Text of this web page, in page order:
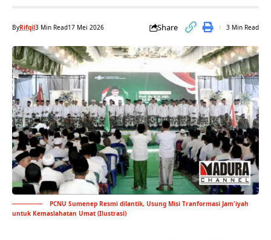
ByRifqil3 Min Read17 Mei 2026 Share 3 Min Read
PCNU Sumenep Resmi dilantik, Usung Misi Tranformasi Jam'iyah
untuk Kemaslahatan Umat (Ilustrasi)